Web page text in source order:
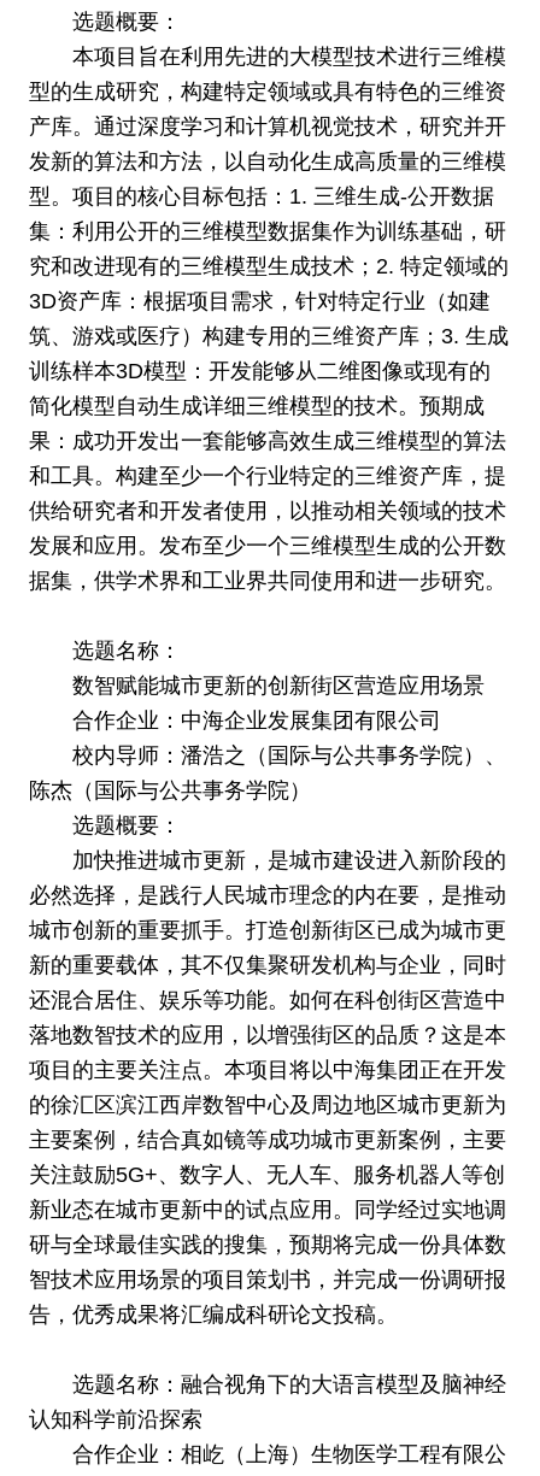
选题概要：
本项目旨在利用先进的大模型技术进行三维模
型的生成研究，构建特定领域或具有特色的三维资
产库。通过深度学习和计算机视觉技术，研究并开
发新的算法和方法，以自动化生成高质量的三维模
型。项目的核心目标包括：1. 三维生成-公开数据
集：利用公开的三维模型数据集作为训练基础，研
究和改进现有的三维模型生成技术；2. 特定领域的
3D资产库：根据项目需求，针对特定行业（如建
筑、游戏或医疗）构建专用的三维资产库；3. 生成
训练样本3D模型：开发能够从二维图像或现有的
简化模型自动生成详细三维模型的技术。预期成
果：成功开发出一套能够高效生成三维模型的算法
和工具。构建至少一个行业特定的三维资产库，提
供给研究者和开发者使用，以推动相关领域的技术
发展和应用。发布至少一个三维模型生成的公开数
据集，供学术界和工业界共同使用和进一步研究。
选题名称：
数智赋能城市更新的创新街区营造应用场景
合作企业：中海企业发展集团有限公司
校内导师：潘浩之（国际与公共事务学院）、
陈杰（国际与公共事务学院）
选题概要：
加快推进城市更新，是城市建设进入新阶段的
必然选择，是践行人民城市理念的内在要，是推动
城市创新的重要抓手。打造创新街区已成为城市更
新的重要载体，其不仅集聚研发机构与企业，同时
还混合居住、娱乐等功能。如何在科创街区营造中
落地数智技术的应用，以增强街区的品质？这是本
项目的主要关注点。本项目将以中海集团正在开发
的徐汇区滨江西岸数智中心及周边地区城市更新为
主要案例，结合真如镜等成功城市更新案例，主要
关注鼓励5G+、数字人、无人车、服务机器人等创
新业态在城市更新中的试点应用。同学经过实地调
研与全球最佳实践的搜集，预期将完成一份具体数
智技术应用场景的项目策划书，并完成一份调研报
告，优秀成果将汇编成科研论文投稿。
选题名称：融合视角下的大语言模型及脑神经
认知科学前沿探索
合作企业：相屹（上海）生物医学工程有限公